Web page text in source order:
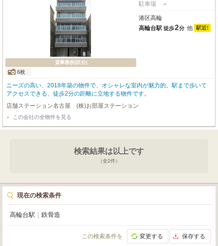
貸事務所(区分)
6枚
駐車場
－
港区高輪
高輪台駅 徒歩2分 他 駅近!
ニーズの高い、2018年築の物件で、オシャレな室内が魅力的。駅まで歩いて
アクセスできる、徒歩2分の距離に立地する物件です。
店舗ステーション名古屋 (株)お部屋ステーション
この会社の全物件を見る
検索結果は以上です
（全2件）
現在の検索条件
高輪台駅 鉄骨造
この検索条件を 変更する 保存する